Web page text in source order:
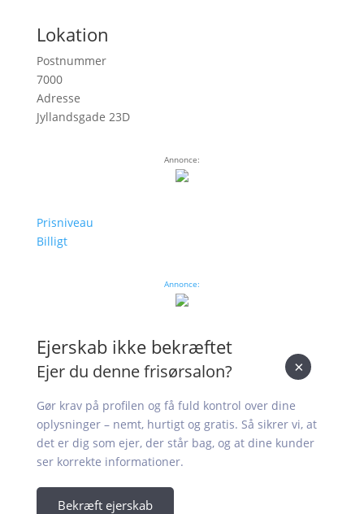
Lokation
Postnummer
7000
Adresse
Jyllandsgade 23D
Annonce:
Prisniveau
Billigt
Annonce:
Ejerskab ikke bekræftet
Ejer du denne frisørsalon?
Gør krav på profilen og få fuld kontrol over dine
oplysninger – nemt, hurtigt og gratis. Så sikrer vi, at
det er dig som ejer, der står bag, og at dine kunder
ser korrekte informationer.
Bekræft ejerskab
×